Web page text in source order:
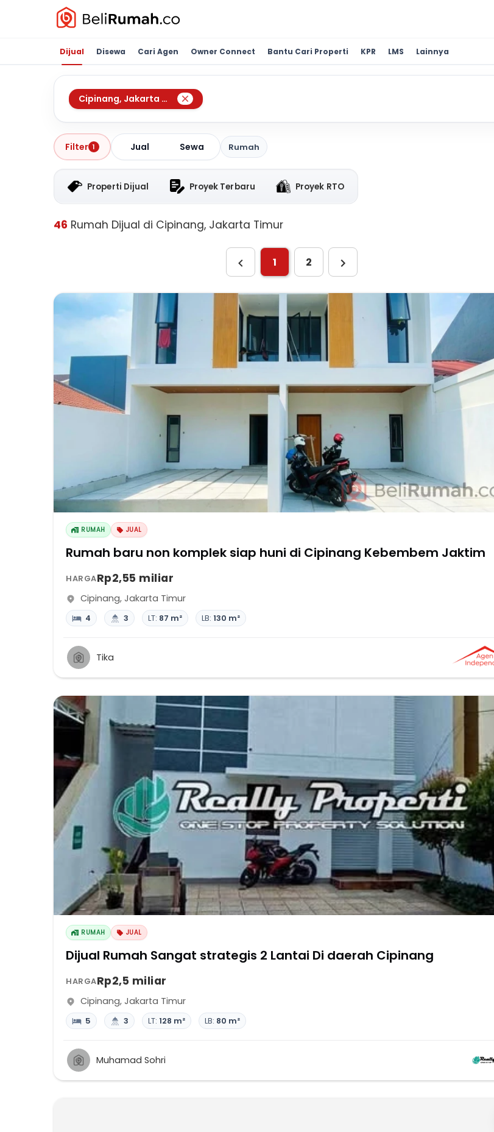
Dijual Disewa Cari Agen Owner Connect Bantu Cari Properti KPR LMS Lainnya
Cipinang, Jakarta Timur
Filter 1 Jual Sewa Rumah
Properti Dijual Proyek Terbaru Proyek RTO
46 Rumah Dijual di Cipinang, Jakarta Timur
1 2
RUMAH JUAL
Rumah baru non komplek siap huni di Cipinang Kebembem Jaktim
HARGARp2,55 miliar
Cipinang, Jakarta Timur
4 3 LT: 87 m² LB: 130 m²
Tika
RUMAH JUAL
Dijual Rumah Sangat strategis 2 Lantai Di daerah Cipinang
HARGARp2,5 miliar
Cipinang, Jakarta Timur
5 3 LT: 128 m² LB: 80 m²
Muhamad Sohri